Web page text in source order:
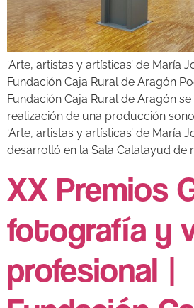
‘Arte, artistas y artísticas’ de María
Fundación Caja Rural de Aragón
Fundación Caja Rural de Aragón
realización de una producción
‘Arte, artistas y artísticas’ de María
desarrolló en la Sala Calatayud de
XX Premios
fotografía y
profesional |